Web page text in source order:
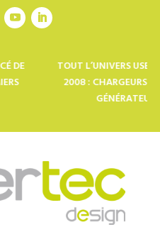
TOUT L’UNIVERS USB-C POUR LES
2008 : CHARGEURS SOLAIRES,
GÉNÉRATEURS,